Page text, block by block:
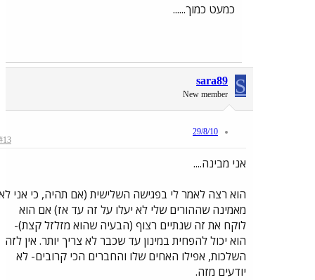
כמעט כמוך......
S
sara89
New member
29/8/10
#13
אני מבינה....
הוא רצה לאמר לי בפגישה השלישית (אם תהיה, כי אני לא
מאמינה שההורים שלי לא יעלו על זה עד אז) אם הוא
לוקח את זה שנתיים רצוף (הבעיה שהוא מזלזל קצת)-
הוא יכול להפחית במינון עד שכבר לא צריך יותר. אין לזה
השלכות, אפילו האחים שלו והחברים הכי קרובים- לא
יודעים מזה.